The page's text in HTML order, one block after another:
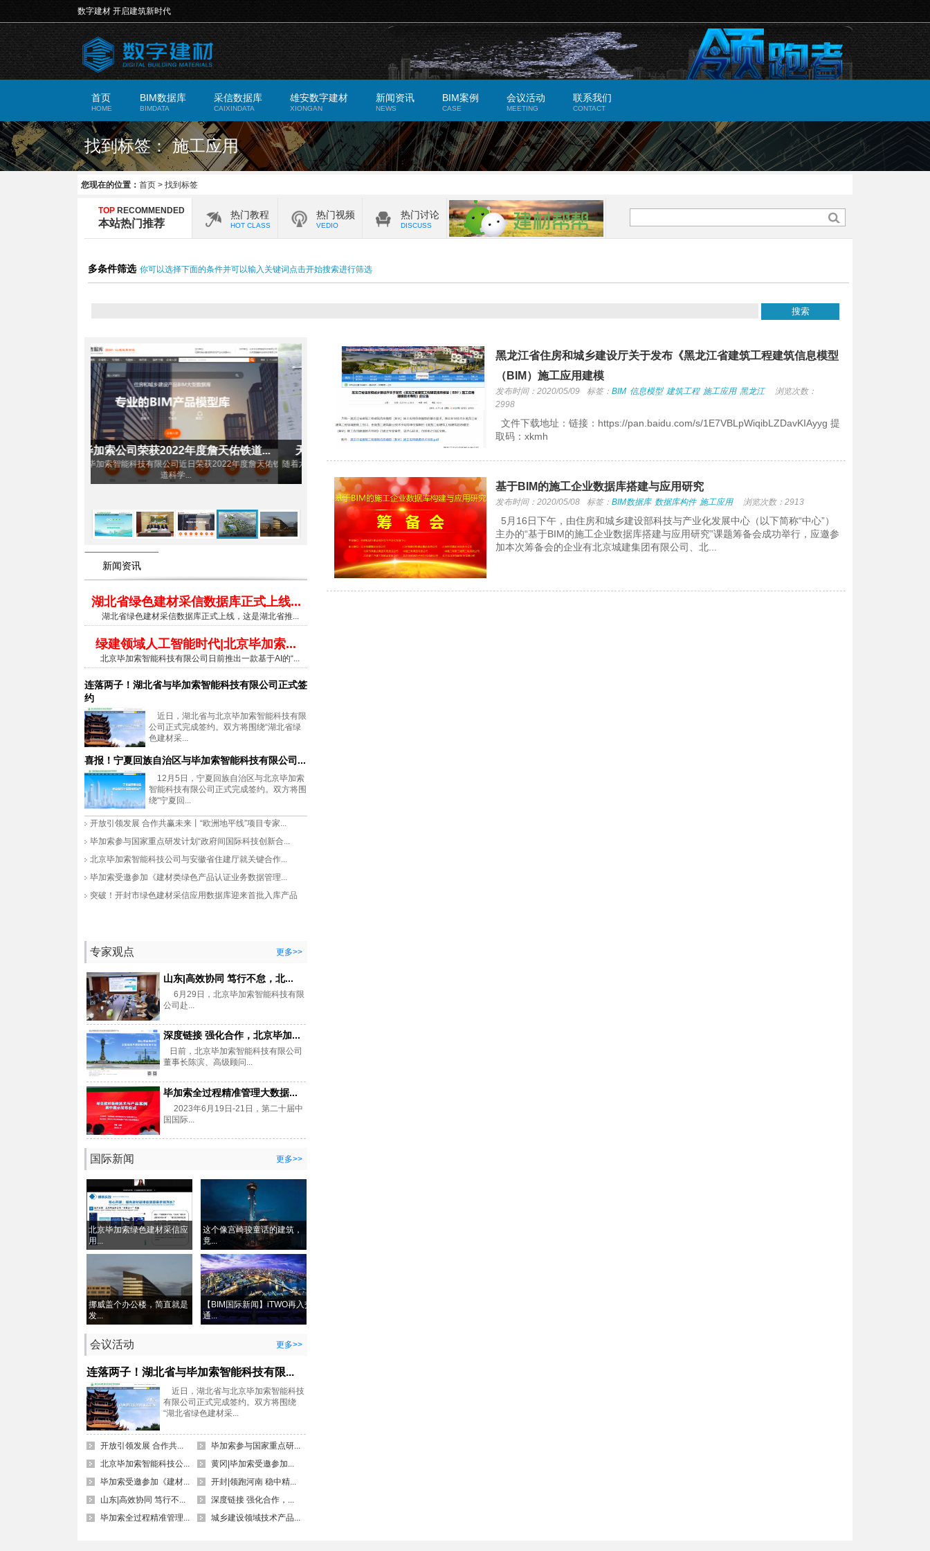
数字建材 开启建筑新时代
首页
HOME
BIM数据库
BIMDATA
采信数据库
CAIXINDATA
雄安数字建材
XIONGAN
新闻资讯
NEWS
BIM案例
CASE
会议活动
MEETING
联系我们
CONTACT
找到标签： 施工应用
您现在的位置： 首页 > 找到标签
TOP RECOMMENDED
本站热门推荐
热门教程
HOT CLASS
热门视频
VEDIO
热门讨论
DISCUSS
多条件筛选 你可以选择下面的条件并可以输入关键词点击开始搜索进行筛选
荣获2022年度詹天佑铁
天府机场明挖深基坑隧道施工BIM技...
随着六公司加大科技研发和技术攻关力度，2020年伊始，
六公司...
挪威盖个办公楼，简直就是发电厂！...
前不久，挪威建成了一栋办公楼，号称迄今为止最绿色的
建筑。...
新闻资讯
湖北省绿色建材采信数据库正式上线...
湖北省绿色建材采信数据库正式上线，这是湖北省推...
绿建领域人工智能时代|北京毕加索...
北京毕加索智能科技有限公司日前推出一款基于AI的“...
连落两子！湖北省与毕加索智能科技有限公司正式签
约
近日，湖北省与北京毕加索智能科技有限
公司正式完成签约。双方将围绕“湖北省绿
色建材采...
喜报！宁夏回族自治区与毕加索智能科技有限公司...
12月5日，宁夏回族自治区与北京毕加索
智能科技有限公司正式完成签约。双方将围
绕“宁夏回...
开放引领发展 合作共赢未来丨“欧洲地平线”项目专家...
毕加索参与国家重点研发计划“政府间国际科技创新合...
北京毕加索智能科技公司与安徽省住建厅就关键合作...
毕加索受邀参加《建材类绿色产品认证业务数据管理...
突破！开封市绿色建材采信应用数据库迎来首批入库产品
专家观点 更多>>
山东|高效协同 笃行不怠，北...
6月29日，北京毕加索智能科技有限
公司赴...
深度链接 强化合作，北京毕加...
日前，北京毕加索智能科技有限公司
董事长陈滨、高级顾问...
毕加索全过程精准管理大数据...
2023年6月19日-21日，第二十届中
国国际...
国际新闻 更多>>
北京毕加索绿色建材采信应
用...
这个像宫崎骏童话的建筑，
竟...
挪威盖个办公楼，简直就是
发...
【BIM国际新闻】iTWO再入交
通...
会议活动 更多>>
连落两子！湖北省与毕加索智能科技有限...
近日，湖北省与北京毕加索智能科技
有限公司正式完成签约。双方将围绕
“湖北省绿色建材采...
开放引领发展 合作共...
毕加索参与国家重点研...
北京毕加索智能科技公...
黄冈|毕加索受邀参加...
毕加索受邀参加《建材...
开封|领跑河南 稳中精...
山东|高效协同 笃行不...
深度链接 强化合作，...
毕加索全过程精准管理...
城乡建设领域技术产品...
黑龙江省住房和城乡建设厅关于发布《黑龙江省建筑工程建筑信息模型
（BIM）施工应用建模
发布时间：2020/05/09 标签： BIM 信息模型 建筑工程 施工应用 黑龙江
浏览次数：
2998
文件下载地址：链接：https://pan.baidu.com/s/1E7VBLpWiqibLZDavKIAyyg 提
取码：xkmh
基于BIM的施工企业数据库搭建与应用研究
发布时间：2020/05/08 标签： BIM数据库 数据库构件 施工应用 浏览次数：2913
5月16日下午，由住房和城乡建设部科技与产业化发展中心（以下简称“中心”）
主办的“基于BIM的施工企业数据库搭建与应用研究”课题筹备会成功举行，应邀参
加本次筹备会的企业有北京城建集团有限公司、北...